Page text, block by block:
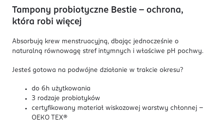
Tampony probiotyczne Bestie – ochrona,
która robi więcej
Absorbują krew menstruacyjną, dbając jednocześnie o
naturalną równowagę stref intymnych i właściwe pH pochwy.
Jesteś gotowa na podwójne działanie w trakcie okresu?
do 6h użytkowania
3 rodzaje probiotyków
certyfikowany materiał wiskozowej warstwy chłonnej -
OEKO TEX®